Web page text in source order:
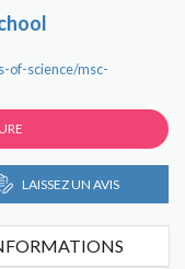
of-science/msc-
LAISSEZ UN AVIS